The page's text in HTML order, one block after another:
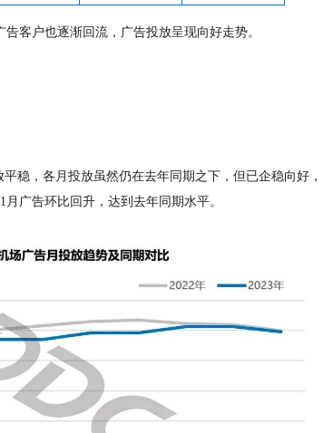
客户也逐渐回流，广告投放呈现向好走势。
平稳，各月投放虽然仍在去年同期之下，但已企稳向好，
广告环比回升，达到去年同期水平。